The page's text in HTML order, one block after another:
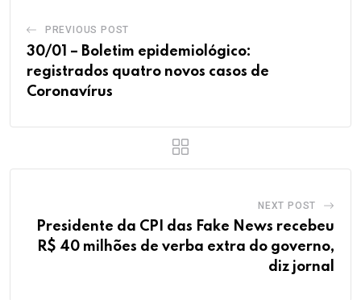
PREVIOUS POST
30/01 – Boletim epidemiológico:
registrados quatro novos casos de
Coronavírus
NEXT POST
Presidente da CPI das Fake News recebeu
R$ 40 milhões de verba extra do governo,
diz jornal